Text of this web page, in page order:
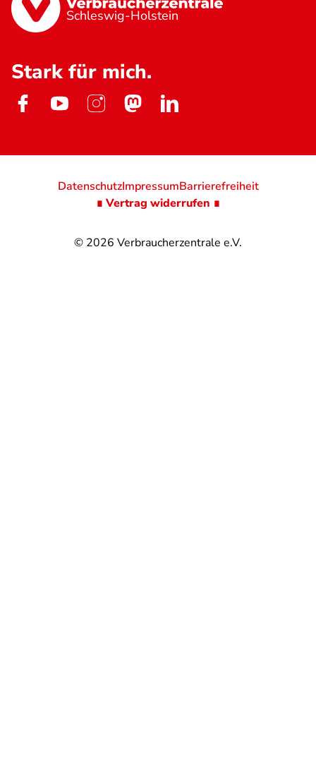
Schleswig-Holstein
Stark für mich.
© 2026 Verbraucherzentrale e.V.
DatenschutzImpressumBarrierefreiheit
∎ Vertrag widerrufen ∎